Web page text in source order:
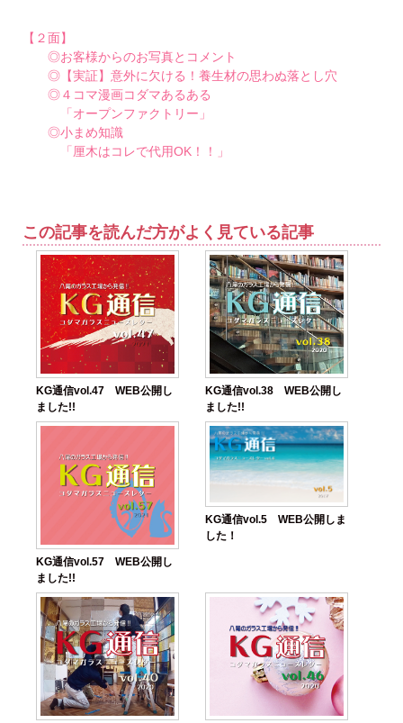
【２面】
◎お客様からのお写真とコメント
◎【実証】意外に欠ける！養生材の思わぬ落とし穴
◎４コマ漫画コダマあるある
「オープンファクトリー」
◎小まめ知識
「厘木はコレで代用OK！！」
この記事を読んだ方がよく見ている記事
KG通信vol.47 WEB公開し
ました!!
KG通信vol.38 WEB公開し
ました!!
KG通信vol.57 WEB公開し
ました!!
KG通信vol.5 WEB公開しま
した！